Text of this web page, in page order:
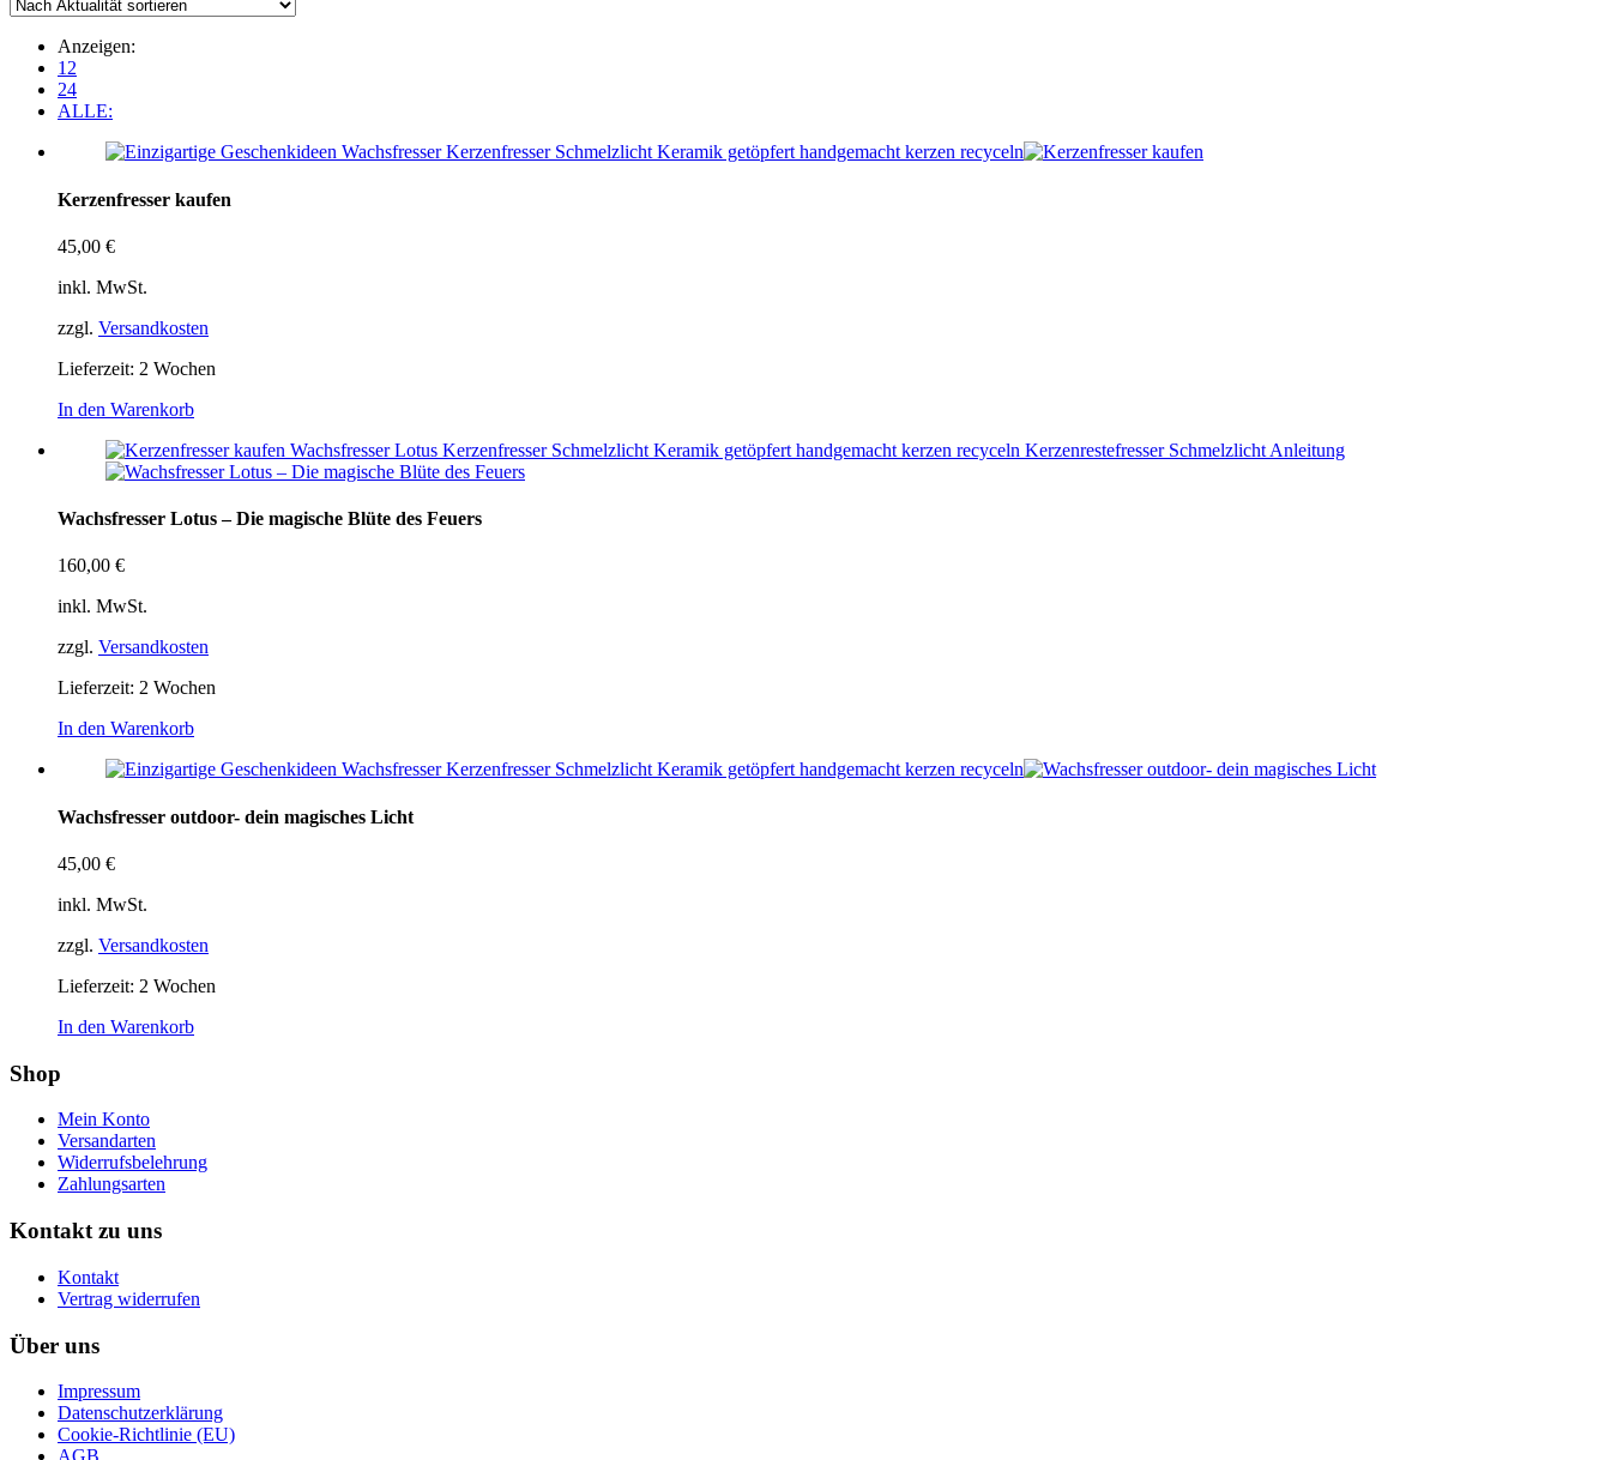
Anzeigen:
12
24
ALLE:
Kerzenfresser kaufen
45,00 €
inkl. MwSt.
zzgl. Versandkosten
Lieferzeit: 2 Wochen
In den Warenkorb
Wachsfresser Lotus – Die magische Blüte des Feuers
160,00 €
inkl. MwSt.
zzgl. Versandkosten
Lieferzeit: 2 Wochen
In den Warenkorb
Wachsfresser outdoor- dein magisches Licht
45,00 €
inkl. MwSt.
zzgl. Versandkosten
Lieferzeit: 2 Wochen
In den Warenkorb
Shop
Mein Konto
Versandarten
Widerrufsbelehrung
Zahlungsarten
Kontakt zu uns
Kontakt
Vertrag widerrufen
Über uns
Impressum
Datenschutzerklärung
Cookie-Richtlinie (EU)